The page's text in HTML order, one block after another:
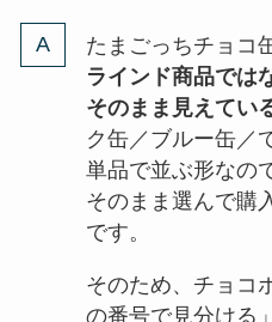
たまごっちチョコ
ラインド商品では
そのまま見えてい
ク缶／ブルー缶／
単品で並ぶ形なの
そのまま選んで購
です。
そのため、チョコ
の番号で見分ける